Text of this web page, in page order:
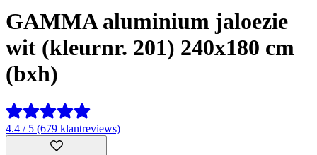
GAMMA aluminium jaloezie
wit (kleurnr. 201) 240x180 cm
(bxh)
4.4 / 5 (679 klantreviews)